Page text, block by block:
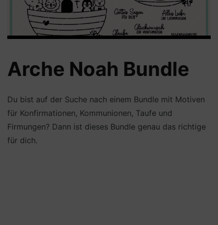
Arche Noah Bundle
Du bist auf der Suche nach einem Bundle mit Motiven
für Konfirmationen, Kommunionen, Taufe und
Firmungen? Dann ist dieses Bundle genau das richtige
für dich.